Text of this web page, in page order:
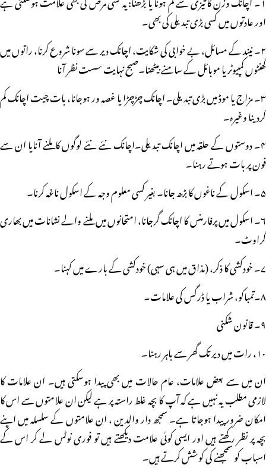
اور عادتوں میں کسی بڑی تبدیلی کی بھی۔
۲۔ نیند کے مسائل، بے خوابی کی شکایت، اچانک دیر سے سونا شروع کرنا، راتوں میں
گھنٹوں کمپیوٹر یا موبائل کے سامنے بیٹھنا۔صبح نہایت سست نظر آنا
۳۔ مزاج یا موڈ میں بڑی تبدیلی۔ اچانک چڑچڑا یا غصہ ور ہوجانا، بات چیت اچانک کم
کردینا وغیرہ۔
۴۔ دوستوں کے حلقہ میں اچانک تبدیلی۔اچانک نئے نئے لوگوں کا ملنے آنایا ان سے
فون پر بات ہوتے رہنا۔
۵۔ اسکول کے ناغوں کا بڑھ جانا۔ بغیر کسی معلوم وجہ کے اسکول ناغہ کرنا۔
۶۔ اسکول میں پرفارمنس کا اچانک گرجانا، امتحانوں میں ملنے والے نشانات میں بھاری
گراوٹ۔
۷۔ خودکشی کا ذکر، (مذاق میں ہی سہی) خودکشی کے بارے میں کہنا۔
۸۔تمباکو، شراب یا ڈرگس کی علامات۔
۹۔ قانون شکنی
۱۰، رات میں دیر تک گھر سے باہر رہنا۔
ان میں سے بعض علامات، عام حالات میں بھی پیدا ہوسکتی ہیں۔ ان علامات کا
لازمی مطلب یہ نہیں ہے کہ آپ کا بچہ غلط راستہ پر ہے لیکن ان علامتوں سے اس کا
امکان ضرور پیدا ہوجاتا ہے۔ سمجھ دار والدین ، ان علامتوں کے سلسلہ میں اپنے
بچہ پر نظر رکھتے ہیں اور ایسی کوئی علامت دیکھتے ہیں تو فوری نوٹس لے کر اس کے
اسباب کو سمجھنے کی کوشش کرتے ہیں۔